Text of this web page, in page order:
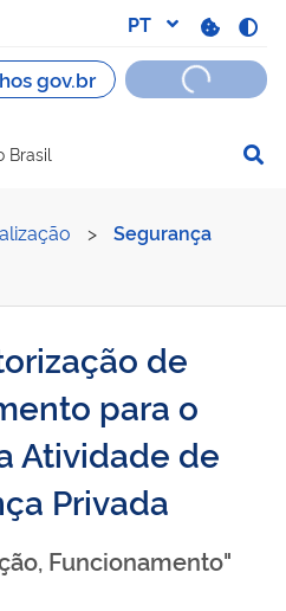
Brasil
de
>
Segurança
de
para o
Atividade de
Privada
Funcionamento"